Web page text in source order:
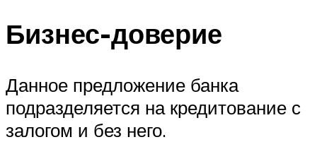
Бизнес-доверие
Данное предложение банка
подразделяется на кредитование с
залогом и без него.